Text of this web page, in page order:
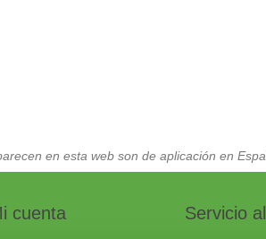
en esta web son de aplicación en
cuenta Servicio